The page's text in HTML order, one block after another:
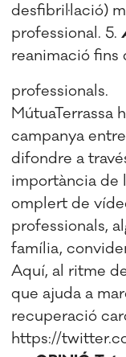
desfibril·lació)
professional. 5.
reanimació fins
professionals.
MútuaTerrassa
campanya
difondre a
importància de
omplert de
professionals,
família,
Aquí, al ritme
que ajuda a
recuperació
https://